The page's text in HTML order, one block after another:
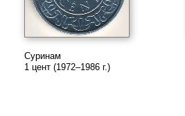
Суринам
1 цент (1972–1986 г.)